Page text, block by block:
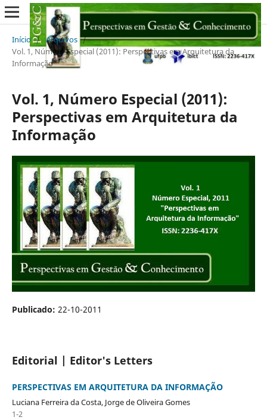
Início / Arquivos /
Vol. 1, Número Especial (2011): Perspectivas em Arquitetura da
Informação
Vol. 1, Número Especial (2011):
Perspectivas em Arquitetura da
Informação
Publicado: 22-10-2011
Editorial | Editor's Letters
PERSPECTIVAS EM ARQUITETURA DA INFORMAÇÃO
Luciana Ferreira da Costa, Jorge de Oliveira Gomes
1-2